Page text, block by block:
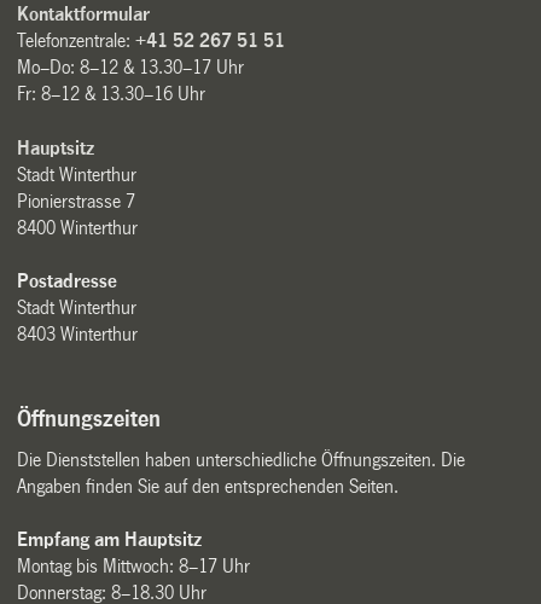
Kontaktformular
Telefonzentrale:+41 52 267 51 51
Mo–Do: 8–12 & 13.30–17 Uhr
Fr: 8–12 & 13.30–16 Uhr
Hauptsitz
Stadt Winterthur
Pionierstrasse 7
8400 Winterthur
Postadresse
Stadt Winterthur
8403 Winterthur
Öffnungszeiten
Die Dienststellen haben unterschiedliche Öffnungszeiten. Die
Angaben finden Sie auf den entsprechenden Seiten.
Empfang am Hauptsitz
Montag bis Mittwoch: 8–17 Uhr
Donnerstag: 8–18.30 Uhr